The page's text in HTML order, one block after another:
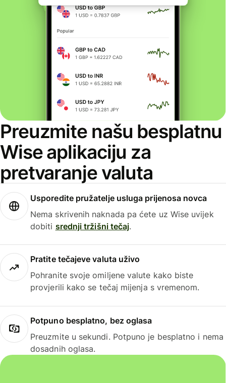
Preuzmite našu besplatnu
Wise aplikaciju za
pretvaranje valuta
Usporedite pružatelje usluga prijenosa novca
Nema skrivenih naknada pa ćete uz Wise uvijek
dobiti srednji tržišni tečaj.
Pratite tečajeve valuta uživo
Pohranite svoje omiljene valute kako biste
provjerili kako se tečaj mijenja s vremenom.
Potpuno besplatno, bez oglasa
Preuzmite u sekundi. Potpuno je besplatno i nema
dosadnih oglasa.